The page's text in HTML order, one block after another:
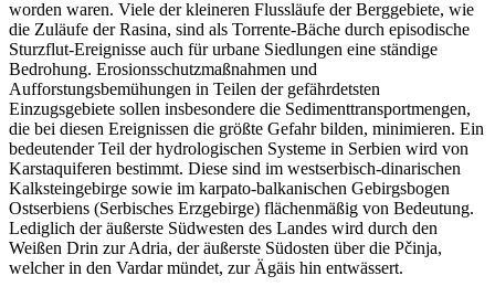
worden waren. Viele der kleineren Flussläufe der Berggebiete, wie
die Zuläufe der Rasina, sind als Torrente-Bäche durch episodische
Sturzflut-Ereignisse auch für urbane Siedlungen eine ständige
Bedrohung. Erosionsschutzmaßnahmen und
Aufforstungsbemühungen in Teilen der gefährdetsten
Einzugsgebiete sollen insbesondere die Sedimenttransportmengen,
die bei diesen Ereignissen die größte Gefahr bilden, minimieren. Ein
bedeutender Teil der hydrologischen Systeme in Serbien wird von
Karstaquiferen bestimmt. Diese sind im westserbisch-dinarischen
Kalksteingebirge sowie im karpato-balkanischen Gebirgsbogen
Ostserbiens (Serbisches Erzgebirge) flächenmäßig von Bedeutung.
Lediglich der äußerste Südwesten des Landes wird durch den
Weißen Drin zur Adria, der äußerste Südosten über die Pčinja,
welcher in den Vardar mündet, zur Ägäis hin entwässert.